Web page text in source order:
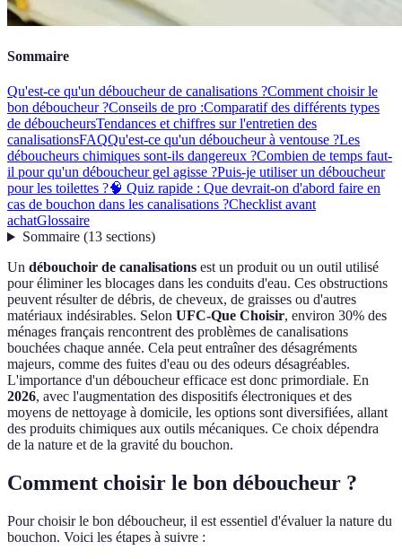
Sommaire
Qu'est-ce qu'un déboucheur de canalisations ?Comment choisir le
bon déboucheur ?Conseils de pro :Comparatif des différents types
de déboucheursTendances et chiffres sur l'entretien des
canalisationsFAQQu'est-ce qu'un déboucheur à ventouse ?Les
déboucheurs chimiques sont-ils dangereux ?Combien de temps faut-
il pour qu'un déboucheur gel agisse ?Puis-je utiliser un déboucheur
pour les toilettes ?🧠 Quiz rapide : Que devrait-on d'abord faire en
cas de bouchon dans les canalisations ?Checklist avant
achatGlossaire
Sommaire(13 sections)
Un débouchoir de canalisations est un produit ou un outil utilisé
pour éliminer les blocages dans les conduits d'eau. Ces obstructions
peuvent résulter de débris, de cheveux, de graisses ou d'autres
matériaux indésirables. Selon UFC-Que Choisir, environ 30% des
ménages français rencontrent des problèmes de canalisations
bouchées chaque année. Cela peut entraîner des désagréments
majeurs, comme des fuites d'eau ou des odeurs désagréables.
L'importance d'un déboucheur efficace est donc primordiale. En
2026, avec l'augmentation des dispositifs électroniques et des
moyens de nettoyage à domicile, les options sont diversifiées, allant
des produits chimiques aux outils mécaniques. Ce choix dépendra
de la nature et de la gravité du bouchon.
Comment choisir le bon déboucheur ?
Pour choisir le bon déboucheur, il est essentiel d'évaluer la nature du
bouchon. Voici les étapes à suivre :